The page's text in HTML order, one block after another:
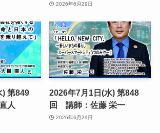
2026年6月29日
) 第849
人
2026年7月1日(水) 第848
回 講師：佐藤 栄一
2026年6月29日